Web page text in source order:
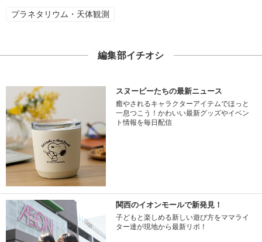
プラネタリウム・天体観測
編集部イチオシ
スヌーピーたちの最新ニュース
癒やされるキャラクターアイテムでほっと
一息つこう！かわいい最新グッズやイベン
ト情報を毎日配信
関西のイオンモールで新発見！
子どもと楽しめる新しい遊び方をママライ
ター達が現地から最新リポ！